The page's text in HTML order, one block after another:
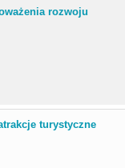
rozwoju
turystyczne